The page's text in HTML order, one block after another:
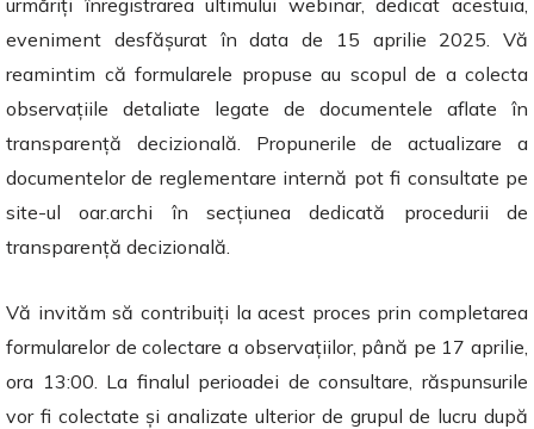
urmăriți înregistrarea ultimului webinar, dedicat acestuia,
eveniment desfășurat în data de 15 aprilie 2025. Vă
reamintim că formularele propuse au scopul de a colecta
observațiile detaliate legate de documentele aflate în
transparență decizională. Propunerile de actualizare a
documentelor de reglementare internă pot fi consultate pe
site-ul oar.archi în secțiunea dedicată procedurii de
transparență decizională.
Vă invităm să contribuiți la acest proces prin completarea
formularelor de colectare a observațiilor, până pe 17 aprilie,
ora 13:00. La finalul perioadei de consultare, răspunsurile
vor fi colectate și analizate ulterior de grupul de lucru după